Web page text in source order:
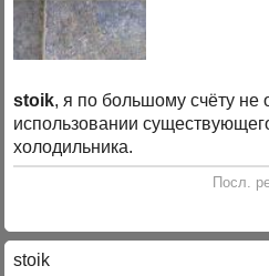
stoik, я по большому счёту не
использовании
холодильника.
Посл.
stoik